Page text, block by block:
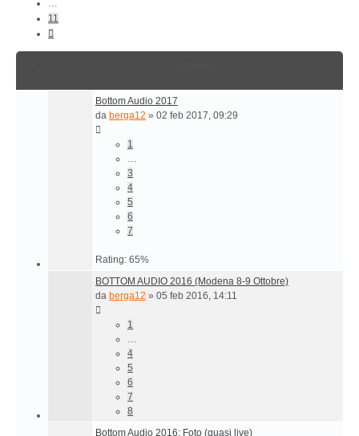
…
11
Bottom Audio 2017
da berga12 » 02 feb 2017, 09:29
1
…
3
4
5
6
7
Rating: 65%
BOTTOM AUDIO 2016 (Modena 8-9 Ottobre)
da berga12 » 05 feb 2016, 14:11
1
…
4
5
6
7
8
Bottom Audio 2016: Foto (quasi live)